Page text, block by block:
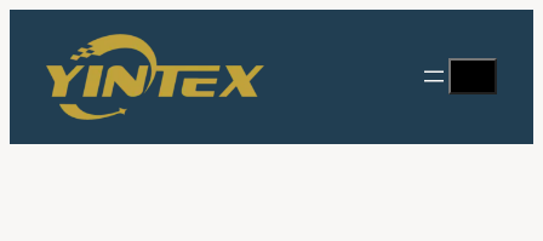
contenido
en